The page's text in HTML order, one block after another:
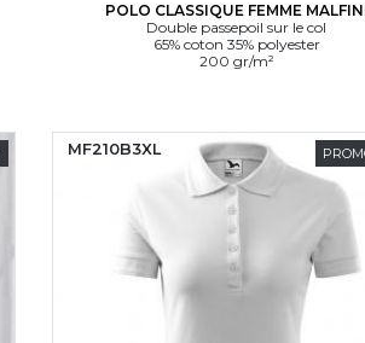
POLO CLASSIQUE FEMME
Double passepoil sur le col
65% coton 35% polyester
200 gr/m²
MF210B3XL